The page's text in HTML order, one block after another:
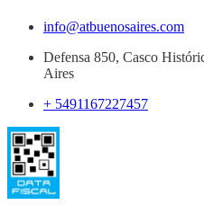
info@atbuenosaires.com
Defensa 850, Casco
Aires
+ 5491167227457